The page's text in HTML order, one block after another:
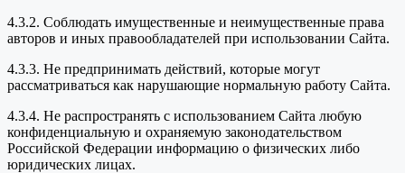
4.3.2. Соблюдать имущественные и неимущественные права
авторов и иных правообладателей при использовании Сайта.
4.3.3. Не предпринимать действий, которые могут
рассматриваться как нарушающие нормальную работу Сайта.
4.3.4. Не распространять с использованием Сайта любую
конфиденциальную и охраняемую законодательством
Российской Федерации информацию о физических либо
юридических лицах.